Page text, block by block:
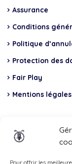
Pour offrir les
Assurance
Conditions
Politique
Protection des
Fair Play
Mentions légales
Total Casco,